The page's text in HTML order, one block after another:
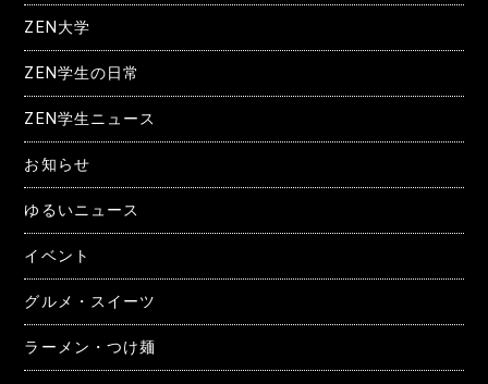
ZEN大学
ZEN学生の日常
ZEN学生ニュース
お知らせ
ゆるいニュース
イベント
グルメ・スイーツ
ラーメン・つけ麺